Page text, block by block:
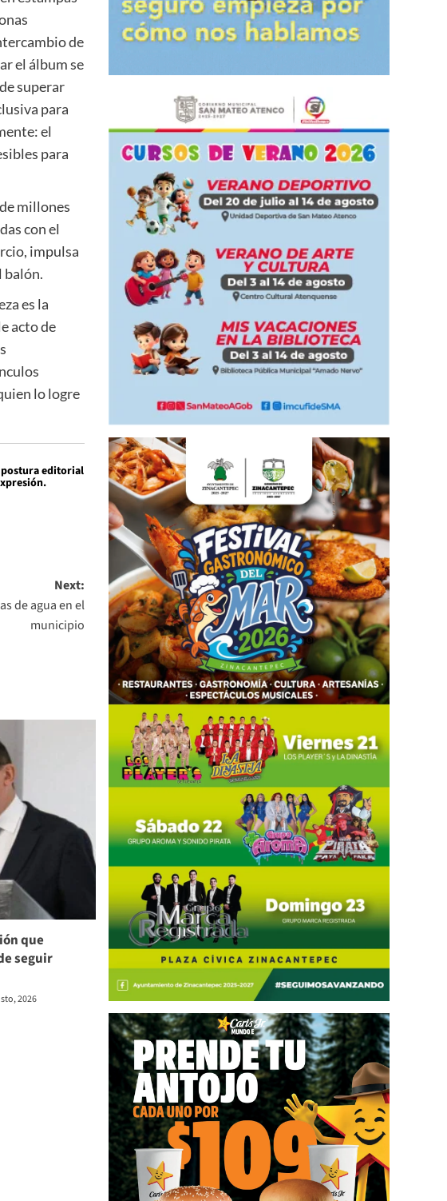
de
el álbum se
superar
para
el
para
millones
con el
impulsa
balón.
es la
acto de
lo logre
postura editorial
Next:
de agua en el
municipio
que
seguir
2026